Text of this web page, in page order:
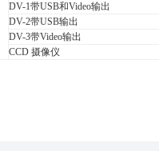
DV-1带USB和Video输出
DV-2带USB输出
DV-3带Video输出
CCD 摄像仪